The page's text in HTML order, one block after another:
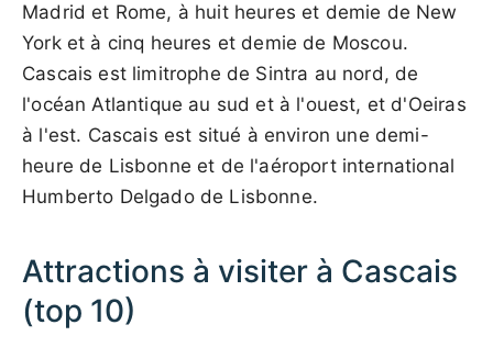
Madrid et Rome, à huit heures et demie de New
York et à cinq heures et demie de Moscou.
Cascais est limitrophe de Sintra au nord, de
l'océan Atlantique au sud et à l'ouest, et d'Oeiras
à l'est. Cascais est situé à environ une demi-
heure de Lisbonne et de l'aéroport international
Humberto Delgado de Lisbonne.
Attractions à visiter à Cascais
(top 10)